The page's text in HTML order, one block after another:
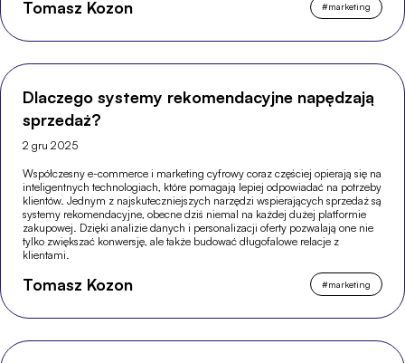
Tomasz Kozon #marketing
Dlaczego systemy rekomendacyjne napędzają
sprzedaż?
2 gru 2025
Współczesny e-commerce i marketing cyfrowy coraz częściej opierają się na
inteligentnych technologiach, które pomagają lepiej odpowiadać na potrzeby
klientów. Jednym z najskuteczniejszych narzędzi wspierających sprzedaż są
systemy rekomendacyjne, obecne dziś niemal na każdej dużej platformie
zakupowej. Dzięki analizie danych i personalizacji oferty pozwalają one nie
tylko zwiększać konwersję, ale także budować długofalowe relacje z
klientami.
Tomasz Kozon #marketing